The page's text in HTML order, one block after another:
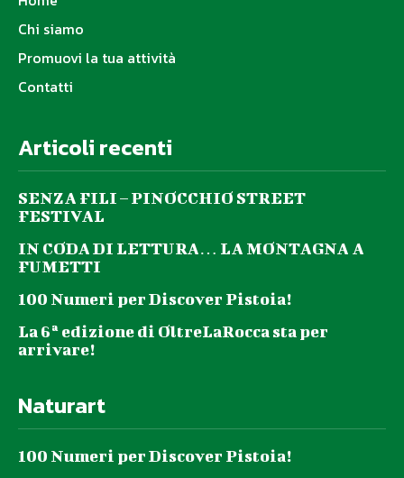
Chi siamo
Promuovi la tua attività
Contatti
Articoli recenti
SENZA FILI – PINOCCHIO STREET
FESTIVAL
IN CODA DI LETTURA… LA MONTAGNA A
FUMETTI
100 Numeri per Discover Pistoia!
La 6ª edizione di OltreLaRocca sta per
arrivare!
Naturart
100 Numeri per Discover Pistoia!